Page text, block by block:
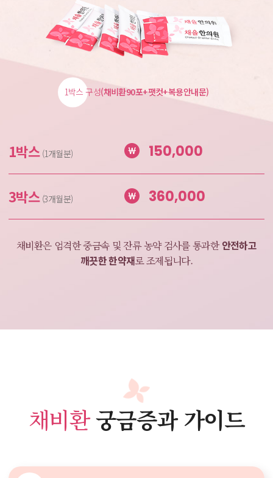
1박스 구성(채비환90포+팻컷+복용안내문)
1박스(1개월분) 150,000
3박스(3개월분) 360,000
채비환은 엄격한 중금속 및 잔류 농약 검사를통과한안전하고
깨끗한 한약재로 조제됩니다.
채비환궁금증과 가이드